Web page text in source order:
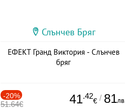
Слънчев Бряг
ЕФЕКТ Гранд Виктория - Слънчев
бряг
-20%
51.64€ 41.42
€ / 81лв.